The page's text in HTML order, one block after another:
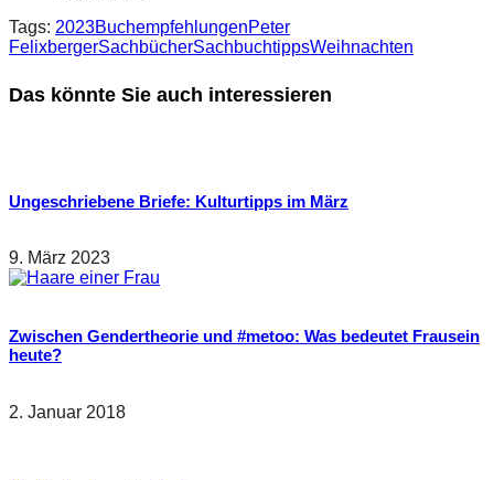
Tags: 2023BuchempfehlungenPeter
FelixbergerSachbücherSachbuchtippsWeihnachten
Das könnte Sie auch interessieren
Ungeschriebene Briefe: Kulturtipps im März
9. März 2023
Zwischen Gendertheorie und #metoo: Was bedeutet Frausein
heute?
2. Januar 2018